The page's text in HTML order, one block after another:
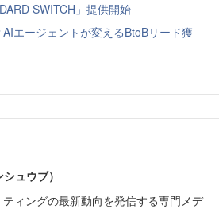
SWITCH」提供開始
エージェントが変えるBtoBリード獲
ュウブ）
ィングの最新動向を発信する専門メデ